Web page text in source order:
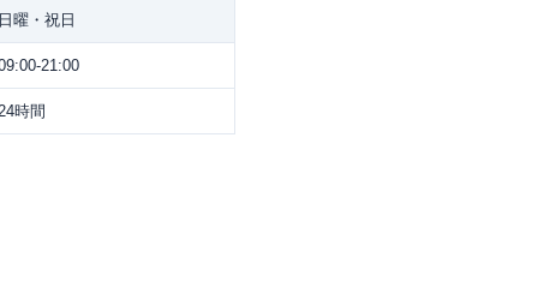
日曜・祝日
21:00
時間